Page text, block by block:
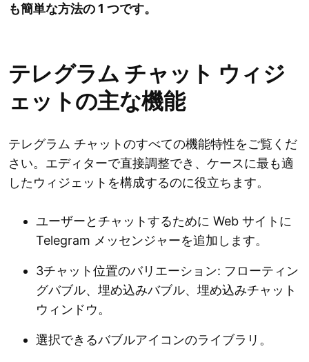
も簡単な方法の 1 つです。
テレグラム チャット ウィジ
ェットの主な機能
テレグラム チャットのすべての機能特性をご覧くだ
さい。エディターで直接調整でき、ケースに最も適
したウィジェットを構成するのに役立ちます。
ユーザーとチャットするために Web サイトに
Telegram メッセンジャーを追加します。
3チャット位置のバリエーション: フローティン
グバブル、埋め込みバブル、埋め込みチャット
ウィンドウ。
選択できるバブルアイコンのライブラリ。